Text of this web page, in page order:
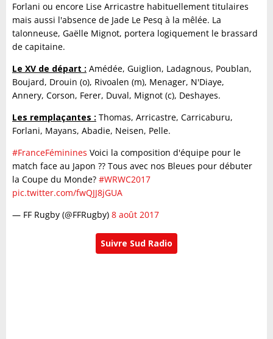
Forlani ou encore Lise Arricastre habituellement titulaires
mais aussi l'absence de Jade Le Pesq à la mêlée. La
talonneuse, Gaëlle Mignot, portera logiquement le brassard
de capitaine.
Le XV de départ : Amédée, Guiglion, Ladagnous, Poublan,
Boujard, Drouin (o), Rivoalen (m), Menager, N'Diaye,
Annery, Corson, Ferer, Duval, Mignot (c), Deshayes.
Les remplaçantes : Thomas, Arricastre, Carricaburu,
Forlani, Mayans, Abadie, Neisen, Pelle.
#FranceFéminines Voici la composition d'équipe pour le
match face au Japon ?? Tous avec nos Bleues pour débuter
la Coupe du Monde? #WRWC2017
pic.twitter.com/fwQJJ8jGUA
— FF Rugby (@FFRugby) 8 août 2017
Suivre Sud Radio